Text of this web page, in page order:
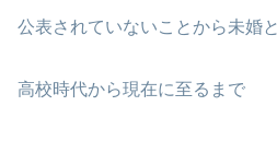
公表されていないことから未婚
高校時代から現在に至るまで